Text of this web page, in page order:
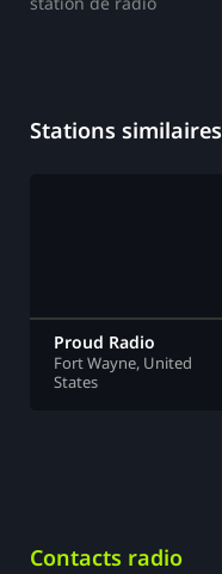
Stations similaires
Proud Radio
Fort Wayne, United
States
Contacts radio